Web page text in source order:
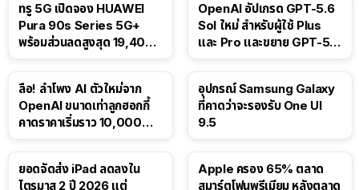
ทรู 5G เปิดจอง HUAWEI
Pura 90s Series 5G+
พร้อมส่วนลดสูงสุด 19,400
OpenAI อัปเกรด GPT-5.6
Sol ใหม่ สำหรับผู้ใช้ Plus
และ Pro และขยาย GPT-5.6
ลือ! ลำโพง AI ตัวใหม่จาก
OpenAI ขนาดเท่าลูกฮอกกี้
คาดราคาเริ่มราว 10,000
อุปกรณ์ Samsung Galaxy
ที่คาดว่าจะรองรับ One UI
9.5
ยอดจัดส่ง iPad ลดลงใน
ไตรมาส 2 ปี 2026 แต่
Apple ครอง 65% ตลาด
สมาร์ตโฟนพรีเมียม หลังตลาด